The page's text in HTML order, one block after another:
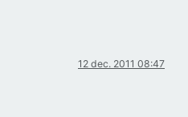
12 dec. 2011 08:47